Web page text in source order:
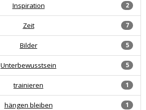
2
Inspiration
7
Zeit
5
Bilder
5
Unterbewusstsein
1
trainieren
1
hängen bleiben